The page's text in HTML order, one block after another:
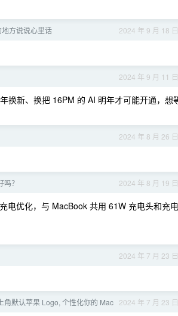
2024 年 9 月 18 日
方说说心里话
2024 年 9 月 11 日
换新、换把 16PM 的 AI 明年才可能开通，想
2024 年 8 月 26 日
2024 年 8 月 19 日
？
电优化，与 MacBook 共用 61W 充电头和充电
2024 年 7 月 23 日
2024 年 7 月 23 日
角默认苹果 Logo, 个性化你的 Mac